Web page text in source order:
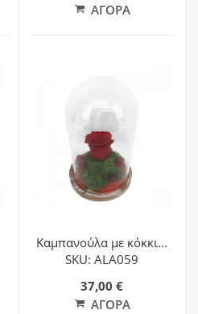
ΑΓΟΡΆ
Καμπανούλα με κόκκι...
SKU: ALA059
37,00 €
ΑΓΟΡΆ